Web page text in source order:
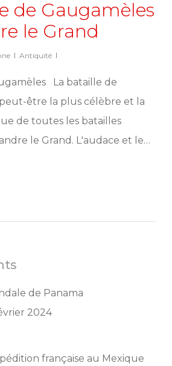
de Gaugamèles
le Grand
Antiquité
La bataille de
être la plus célèbre et la
de toutes les batailles
le Grand. L'audace et le…
de Panama
2024
française au Mexique